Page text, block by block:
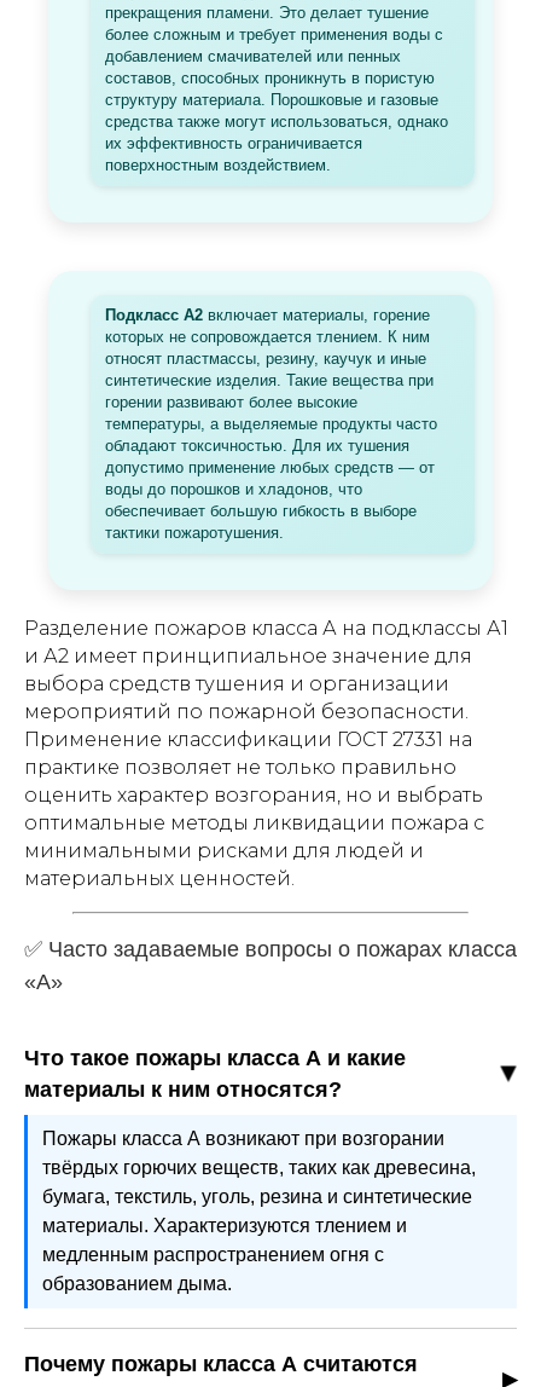
прекращения пламени. Это делает тушение
более сложным и требует применения воды с
добавлением смачивателей или пенных
составов, способных проникнуть в пористую
структуру материала. Порошковые и газовые
средства также могут использоваться, однако
их эффективность ограничивается
поверхностным воздействием.
Подкласс А2 включает материалы, горение
которых не сопровождается тлением. К ним
относят пластмассы, резину, каучук и иные
синтетические изделия. Такие вещества при
горении развивают более высокие
температуры, а выделяемые продукты часто
обладают токсичностью. Для их тушения
допустимо применение любых средств — от
воды до порошков и хладонов, что
обеспечивает большую гибкость в выборе
тактики пожаротушения.
Разделение пожаров класса А на подклассы А1
и А2 имеет принципиальное значение для
выбора средств тушения и организации
мероприятий по пожарной безопасности.
Применение классификации ГОСТ 27331 на
практике позволяет не только правильно
оценить характер возгорания, но и выбрать
оптимальные методы ликвидации пожара с
минимальными рисками для людей и
материальных ценностей.
✅ Часто задаваемые вопросы о пожарах класса
«А»
Что такое пожары класса А и какие
материалы к ним относятся?
Пожары класса А возникают при возгорании
твёрдых горючих веществ, таких как древесина,
бумага, текстиль, уголь, резина и синтетические
материалы. Характеризуются тлением и
медленным распространением огня с
образованием дыма.
Почему пожары класса А считаются